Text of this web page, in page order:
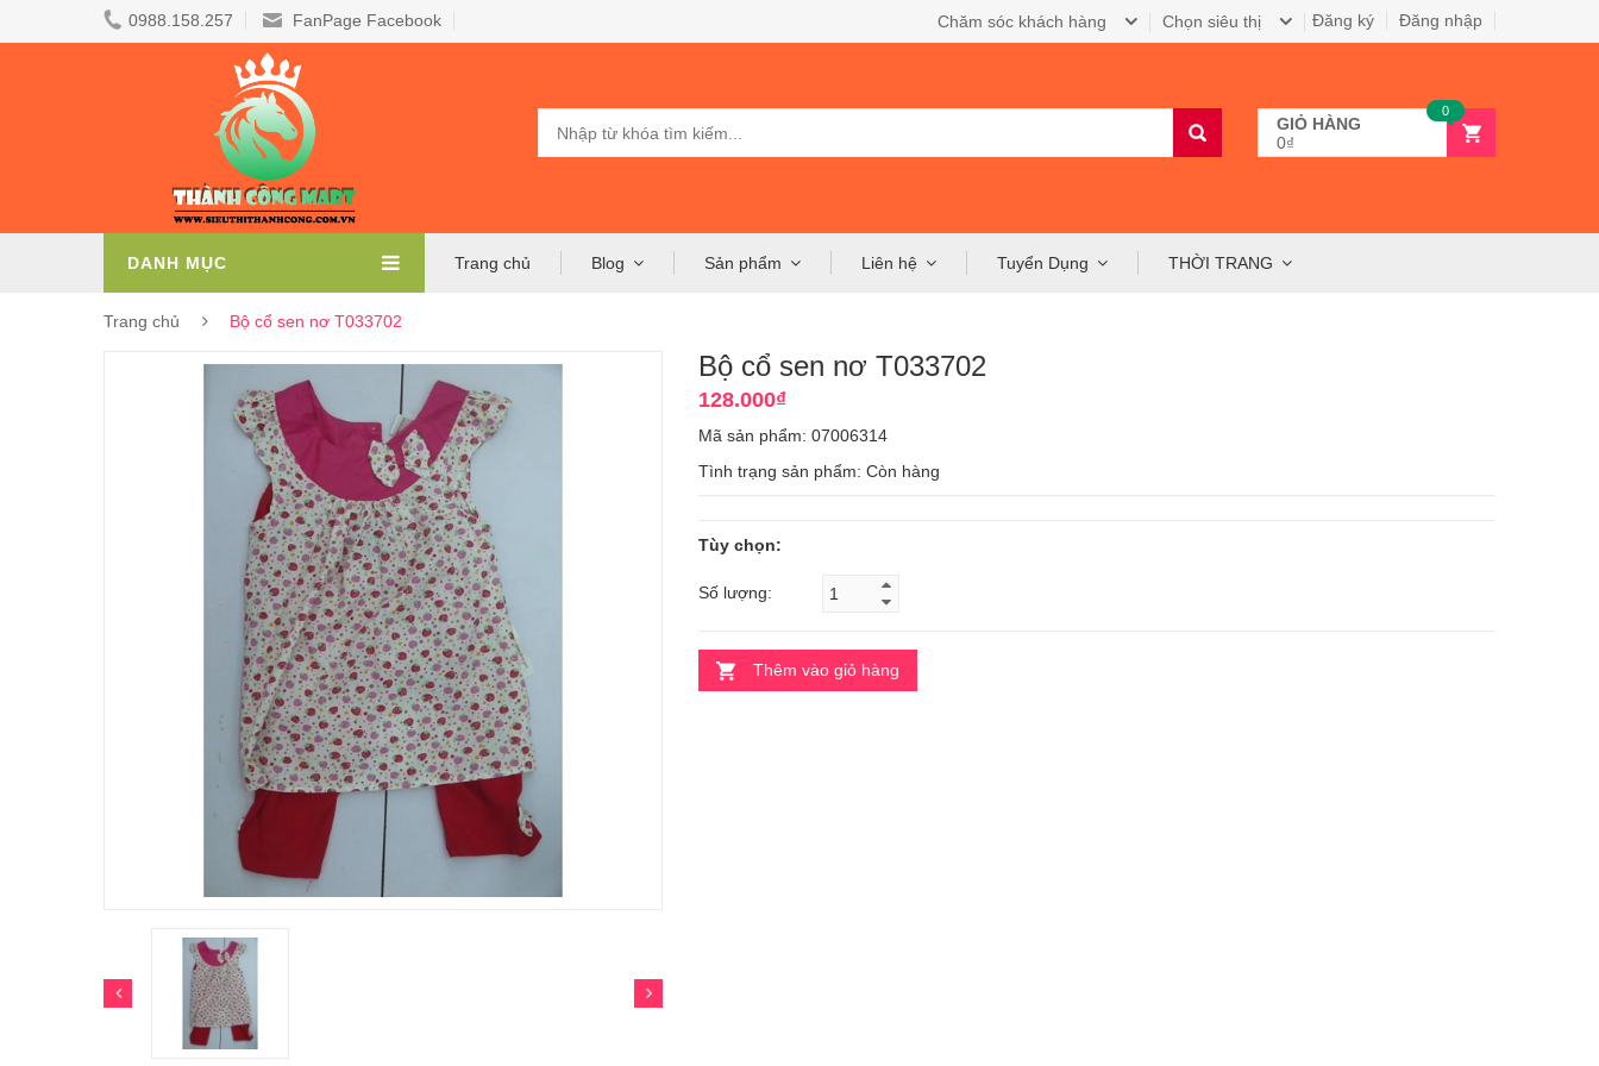
0988.158.257 FanPage Facebook Đăng nhập
Đăng ký
Chọn siêu thị
Chăm sóc khách hàng
GIỎ HÀNG
0₫
0
DANH MỤC Trang chủ Blog Sản phẩm Liên hệ Tuyển Dụng THỜI TRANG
Trang chủ Bộ cổ sen nơ T033702
Bộ cổ sen nơ T033702
128.000₫
Mã sản phẩm: 07006314
Tình trạng sản phẩm: Còn hàng
Tùy chọn:
Số lượng:
Thêm vào giỏ hàng